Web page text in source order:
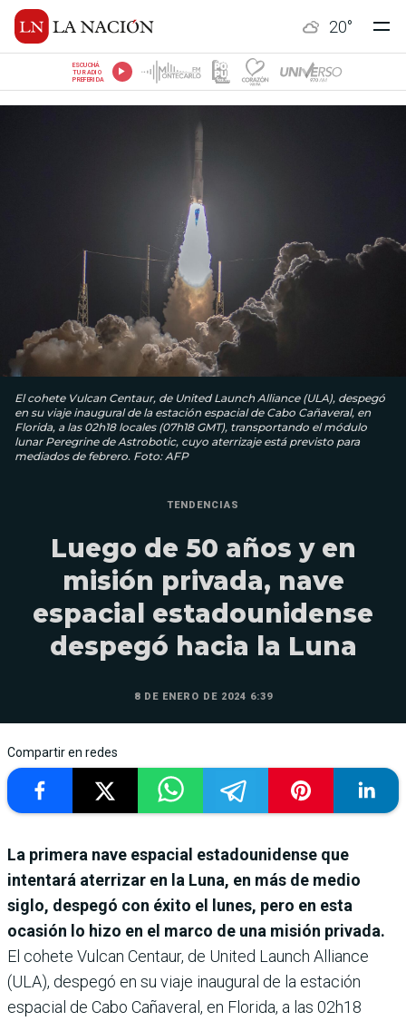
20°
ESCUCHÁ
TU RADIO
PREFERIDA
El cohete Vulcan Centaur, de United Launch Alliance (ULA), despegó
en su viaje inaugural de la estación espacial de Cabo Cañaveral, en
Florida, a las 02h18 locales (07h18 GMT), transportando el módulo
lunar Peregrine de Astrobotic, cuyo aterrizaje está previsto para
mediados de febrero. Foto: AFP
TENDENCIAS
Luego de 50 años y en
misión privada, nave
espacial estadounidense
despegó hacia la Luna
8 DE ENERO DE 2024 6:39
Compartir en redes
La primera nave espacial estadounidense que
intentará aterrizar en la Luna, en más de medio
siglo, despegó con éxito el lunes, pero en esta
ocasión lo hizo en el marco de una misión privada.
El cohete Vulcan Centaur, de United Launch Alliance
(ULA), despegó en su viaje inaugural de la estación
espacial de Cabo Cañaveral, en Florida, a las 02h18